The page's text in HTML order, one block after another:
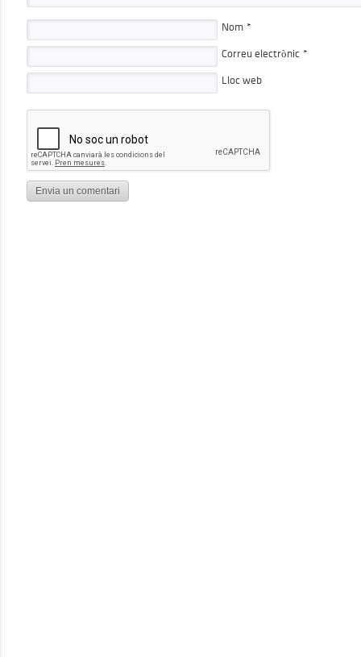
Nom *
Correu electrònic *
Lloc web